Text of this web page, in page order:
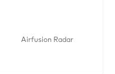
Airfusion Radar